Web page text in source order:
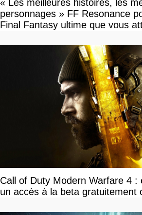
« Les meilleures histoires, les
personnages » FF Resonance
Final Fantasy ultime que vous
Notre interview exclusive
Call of Duty Modern Warfare 4 :
un accès à la beta gratuitement